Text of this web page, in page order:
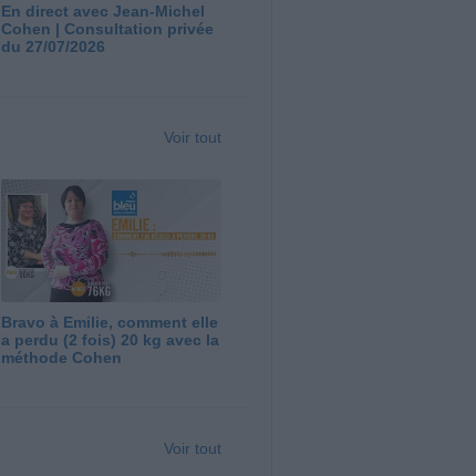
En direct avec Jean-Michel
Cohen | Consultation privée
du 27/07/2026
Voir tout
Bravo à Emilie, comment elle
a perdu (2 fois) 20 kg avec la
méthode Cohen
Voir tout